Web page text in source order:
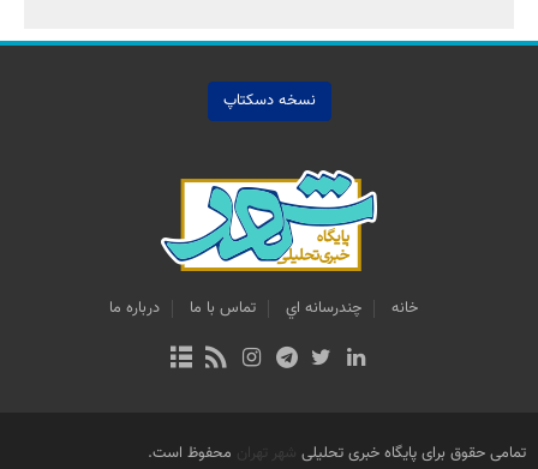
نسخه دسکتاپ
خانه چندرسانه اي تماس با ما درباره ما
تمامی حقوق برای پایگاه خبری تحلیلی شهر تهران محفوظ است.